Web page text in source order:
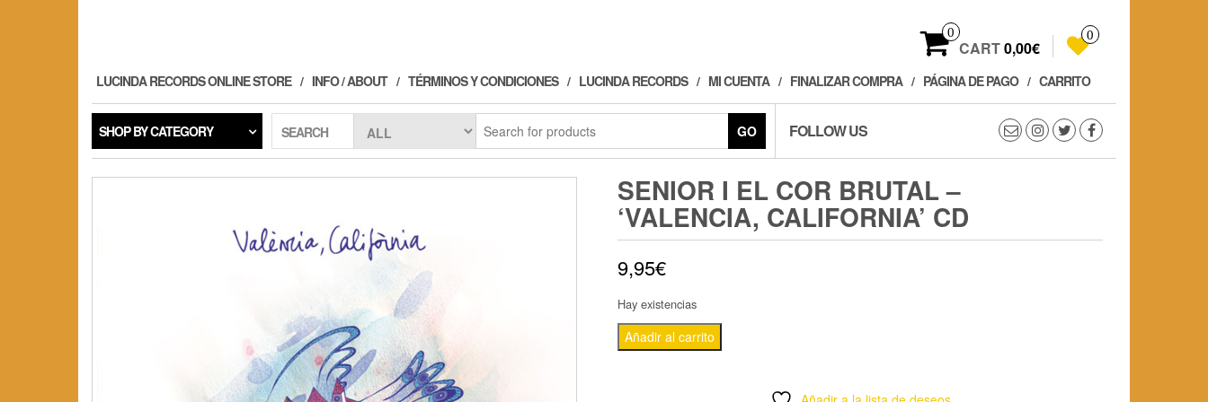
0
CART0,00€
0
LUCINDA RECORDS ONLINE STORE INFO / ABOUT TÉRMINOS Y CONDICIONES LUCINDA RECORDS MI CUENTA FINALIZAR COMPRA PÁGINA DE PAGO CARRITO
SHOP BY CATEGORY SEARCH GO FOLLOW US
SENIOR I EL COR BRUTAL –
‘VALENCIA, CALIFORNIA’ CD
9,95€
Hay existencias
SENIOR
I
Añadir al carrito